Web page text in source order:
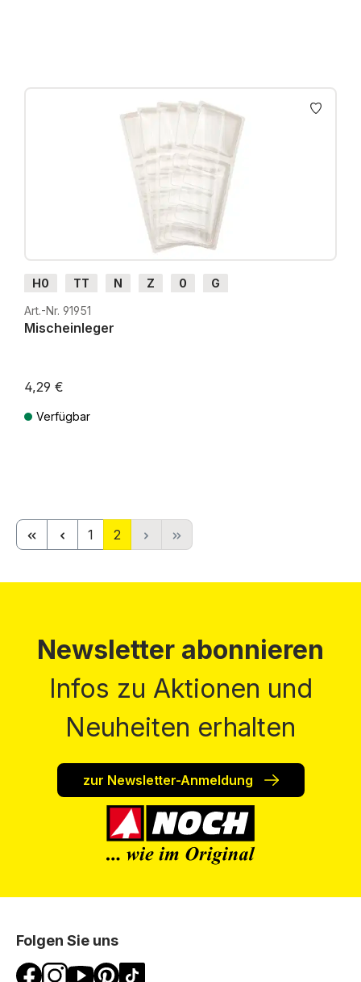
H0 TT N Z 0
G
Art.-Nr. 91951
Mischeinleger
4,29 €
Verfügbar
Seite
1 Seite
2
Newsletter abonnieren
Infos zu Aktionen und
Neuheiten erhalten
zur Newsletter-Anmeldung
Folgen Sie uns